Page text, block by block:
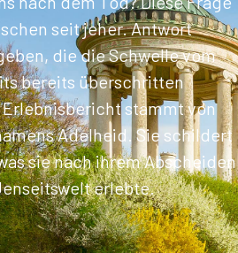
seit jeher. Antwort
die die Schwelle vom
bereits überschritten
stammt von
Adelheid. Sie schildert
sie nach ihrem Abscheiden
erlebte.